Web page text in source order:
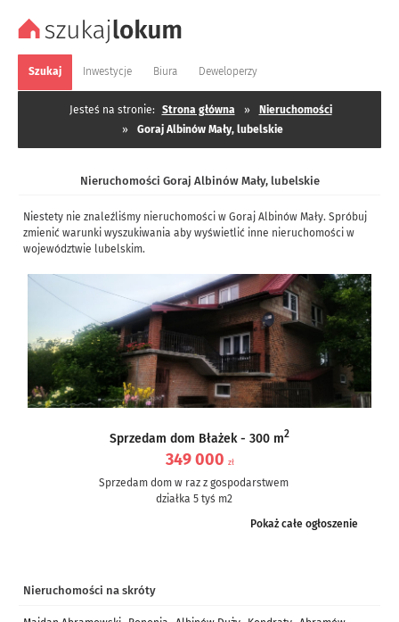
Szukaj Inwestycje Biura Deweloperzy
Jesteś na stronie: Strona główna »
Nieruchomości
»
Goraj Albinów Mały, lubelskie
Nieruchomości Goraj Albinów Mały, lubelskie
Niestety nie znaleźliśmy nieruchomości w Goraj Albinów Mały. Spróbuj
zmienić warunki wyszukiwania aby wyświetlić inne nieruchomości w
województwie lubelskim.
Sprzedam dom Błażek - 300 m2
349 000 zł
Sprzedam dom w raz z gospodarstwem
działka 5 tyś m2
Pokaż całe ogłoszenie
Nieruchomości na skróty